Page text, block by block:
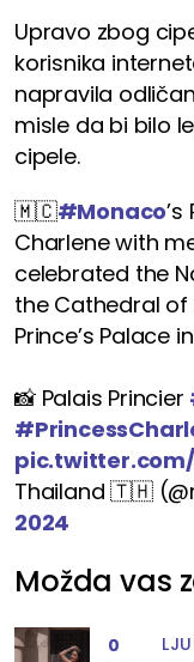
Upravo zbog
korisnika
napravila
misle da bi bilo
cipele.
🇲🇨#Monaco
Charlene with
celebrated the
the Cathedral of
Prince’s Palace
📸 Palais Princier
Thailand 🇹🇭
2024
Možda vas
0